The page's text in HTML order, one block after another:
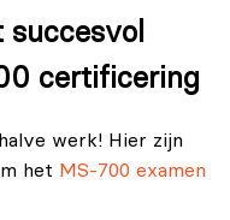
succesvol
certificering
werk! Hier zijn
het MS-700 examen